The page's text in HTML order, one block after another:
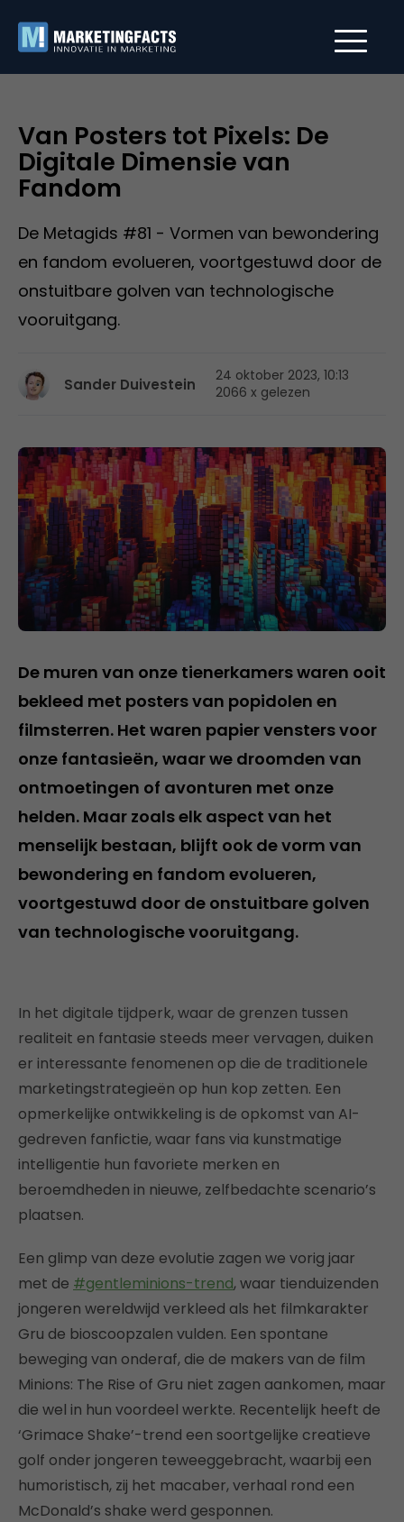
Van Posters tot Pixels: De
Digitale Dimensie van
Fandom
De Metagids #81 - Vormen van bewondering
en fandom evolueren, voortgestuwd door de
onstuitbare golven van technologische
vooruitgang.
Sander Duivestein
24 oktober 2023, 10:13
2066 x gelezen
De muren van onze tienerkamers waren ooit
bekleed met posters van popidolen en
filmsterren. Het waren papier vensters voor
onze fantasieën, waar we droomden van
ontmoetingen of avonturen met onze
helden. Maar zoals elk aspect van het
menselijk bestaan, blijft ook de vorm van
bewondering en fandom evolueren,
voortgestuwd door de onstuitbare golven
van technologische vooruitgang.
In het digitale tijdperk, waar de grenzen tussen
realiteit en fantasie steeds meer vervagen, duiken
er interessante fenomenen op die de traditionele
marketingstrategieën op hun kop zetten. Een
opmerkelijke ontwikkeling is de opkomst van AI-
gedreven fanfictie, waar fans via kunstmatige
intelligentie hun favoriete merken en
beroemdheden in nieuwe, zelfbedachte scenario’s
plaatsen.
Een glimp van deze evolutie zagen we vorig jaar
met de #gentleminions-trend, waar tienduizenden
jongeren wereldwijd verkleed als het filmkarakter
Gru de bioscoopzalen vulden. Een spontane
beweging van onderaf, die de makers van de film
Minions: The Rise of Gru niet zagen aankomen, maar
die wel in hun voordeel werkte. Recentelijk heeft de
‘Grimace Shake’-trend een soortgelijke creatieve
golf onder jongeren teweeggebracht, waarbij een
humoristisch, zij het macaber, verhaal rond een
McDonald’s shake werd gesponnen.